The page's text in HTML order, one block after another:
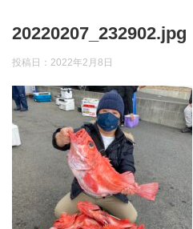
20220207_232902.jpg
投稿日： 2022年2月8日